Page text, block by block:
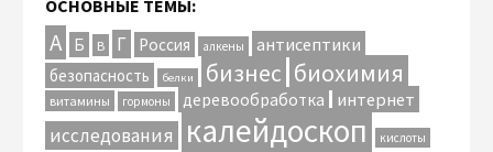
ОСНОВНЫЕ ТЕМЫ:
А Б В Г Россия алкены антисептики
безопасность белки бизнес биохимия
витамины гормоны деревообработка интернет
исследования калейдоскоп кислоты